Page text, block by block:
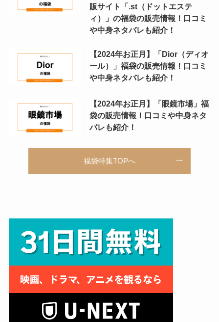
販サイト「.st（ドットエステ
ィ）」の福袋の販売情報！口コミ
や中身ネタバレも紹介！
【2024年お正月】「Dior（ディオ
ール）」福袋の販売情報！口コミ
や中身ネタバレも紹介！
【2024年お正月】「眼鏡市場」福
袋の販売情報！口コミや中身ネタ
バレも紹介！
福袋特集TOPへ